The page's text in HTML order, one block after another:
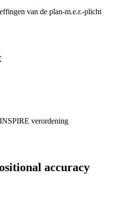
van de plan-m.e.r.-plicht
verordening
accuracy